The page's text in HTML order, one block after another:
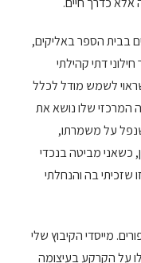
בבית הספר באליקים,
דתי קהילתי
שראוי לשמש מודל לכלל
המרכזי שלו נושא את
על משמרתו,
כשאני מביטה בנכדי
שזכיתי בה והנחלתי
מייסדי הקיבוץ שלי
על הקרקע בעיצומה